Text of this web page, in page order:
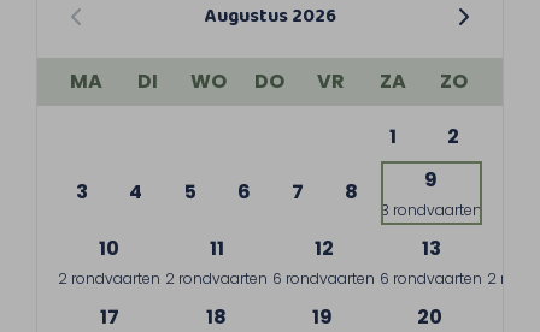
Augustus 2026
MA DI WO DO VR ZA
ZO
1
2
3 4 5 6 7 8 9
3 rondvaarten
10
2 rondvaarten
11
2 rondvaarten
12
6 rondvaarten
13
6 rondvaarten 2
17 18 19 20